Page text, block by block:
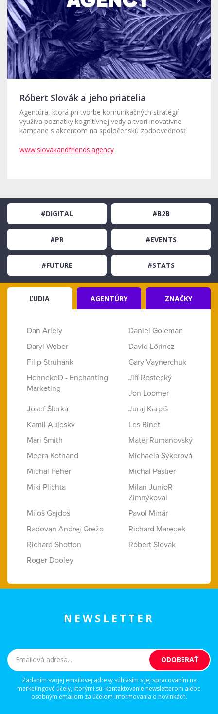
Róbert Slovák a jeho priatelia
Agentúra, ktorá pri tvorbe komunikačných stratégií
využíva poznatky kognitívnej vedy a tvorí inovatívne
kampane s akcentom na spoločenskú zodpovednosť
www.slovakandfriends.agency
#DIGITAL #B2B
#PR #EVENTS
#FUTURE #STATS
ĽUDIA AGENTÚRY ZNAČKY
Dan Ariely
Daniel Goleman
Daryl Weber
David Lörincz
Filip Struhárik
Gary Vaynerchuk
HennekeD - Enchanting
Marketing
Jiří Rostecký
Jon Loomer
Josef Šlerka
Juraj Karpiš
Kamil Aujesky
Les Binet
Mari Smith
Matej Rumanovský
Meera Kothand
Michaela Sýkorová
Michal Fehér
Michal Pastier
Miki Plichta
Milan JunioR
Zimnýkoval
Miloš Gajdoš
Pavol Minár
Radovan Andrej Grežo
Richard Marecek
Richard Shotton
Róbert Slovák
Roger Dooley
NEWSLETTER
Zadaním svojej emailovej adresy súhlasím s jej spracovaním na
marketingové účely, ktorými sú: kontaktovanie newsletterom alebo
osobným emailom za účelom informovania o novinkách.